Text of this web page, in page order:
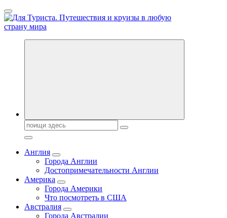
Перейти
к
содержанию
Новости туризма, куда поехать на отдых, где провести отпуск.
Поиск:
Англия
Города Англии
Достопримечательности Англии
Америка
Города Америки
Что посмотреть в США
Австралия
Города Австралии